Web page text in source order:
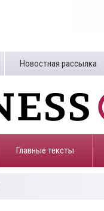
Новостная рассылка
Главные тексты